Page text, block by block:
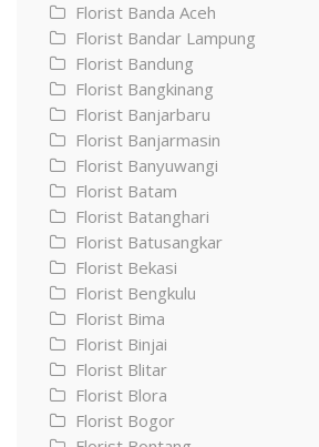
Florist Banda Aceh
Florist Bandar Lampung
Florist Bandung
Florist Bangkinang
Florist Banjarbaru
Florist Banjarmasin
Florist Banyuwangi
Florist Batam
Florist Batanghari
Florist Batusangkar
Florist Bekasi
Florist Bengkulu
Florist Bima
Florist Binjai
Florist Blitar
Florist Blora
Florist Bogor